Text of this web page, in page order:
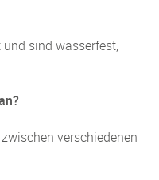
sind wasserfest,
verschiedenen